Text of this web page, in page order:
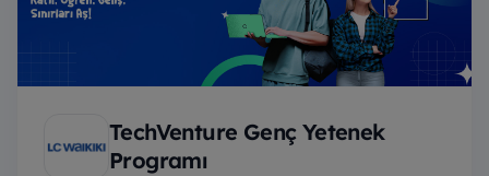
TechVenture Genç Yetenek
Programı